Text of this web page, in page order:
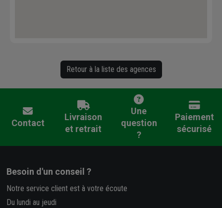
Retour à la liste des agences
Contact
Livraison
et retrait
Une
question
?
Paiement
sécurisé
Besoin d'un conseil ?
Notre service client est à votre écoute
Du lundi au jeudi